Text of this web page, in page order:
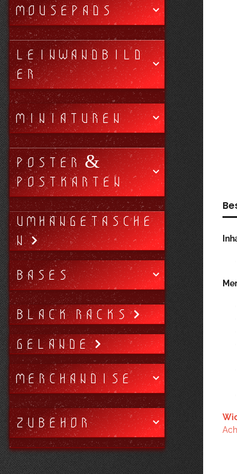
MOUSEPADS
LEINWANDBILD
ER
MINIATUREN
POSTER &
POSTKARTEN
UMHÄNGETASCHE
N
BASES
BLACK RACKS
GELÄNDE
MERCHANDISE
ZUBEHÖR